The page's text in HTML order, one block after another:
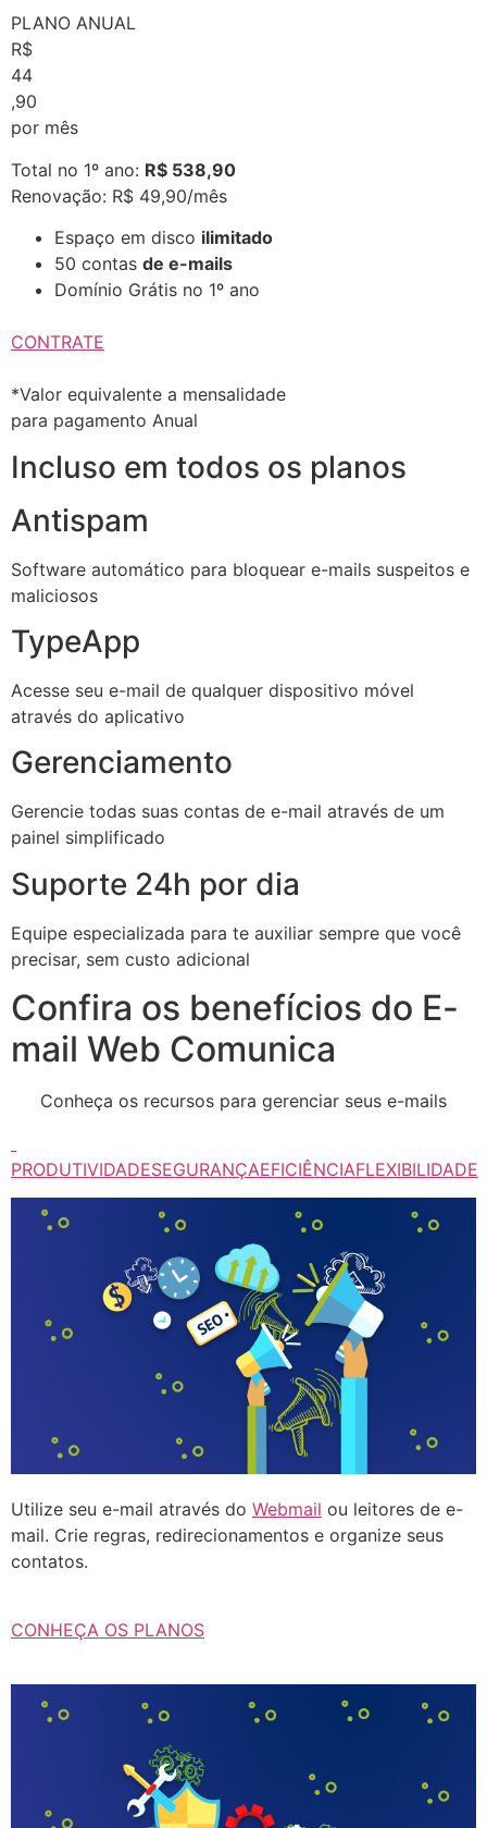
PLANO ANUAL
R$
44
,90
por mês
Total no 1º ano: R$ 538,90
Renovação: R$ 49,90/mês
Espaço em disco ilimitado
50 contas de e-mails
Domínio Grátis no 1º ano
CONTRATE
*Valor equivalente a mensalidade
para pagamento Anual
Incluso em todos os planos
Antispam
Software automático para bloquear e-mails suspeitos e
maliciosos
TypeApp
Acesse seu e-mail de qualquer dispositivo móvel
através do aplicativo
Gerenciamento
Gerencie todas suas contas de e-mail através de um
painel simplificado
Suporte 24h por dia
Equipe especializada para te auxiliar sempre que você
precisar, sem custo adicional
Confira os benefícios do E-
mail Web Comunica
Conheça os recursos para gerenciar seus e-mails
PRODUTIVIDADESEGURANÇAEFICIÊNCIAFLEXIBILIDADE
Utilize seu e-mail através do Webmail ou leitores de e-
mail. Crie regras, redirecionamentos e organize seus
contatos.
CONHEÇA OS PLANOS